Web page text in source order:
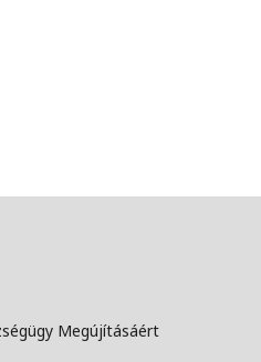
Megújításáért